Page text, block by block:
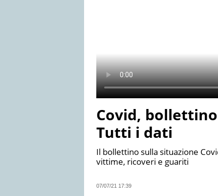
Covid,
Tutti i dati
Il bollettino sulla situazione
vittime, ricoveri e guariti
07/07/21 17:39